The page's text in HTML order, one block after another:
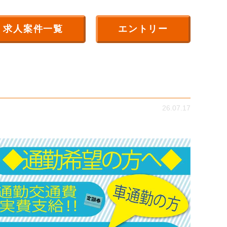
求人案件一覧 エントリー
26.07.17